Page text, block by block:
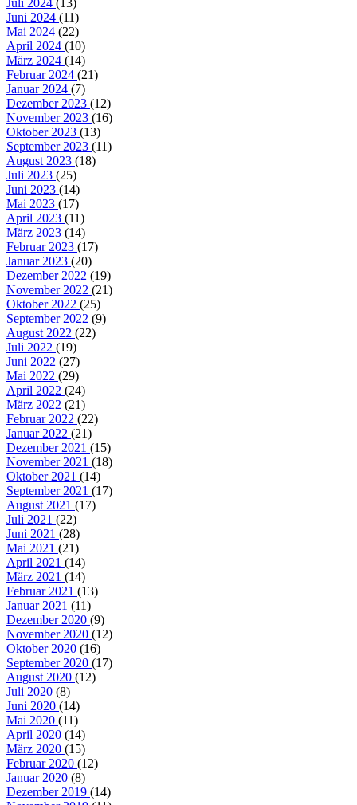
Juni 2024 (11)
Mai 2024 (22)
April 2024 (10)
März 2024 (14)
Februar 2024 (21)
Januar 2024 (7)
Dezember 2023 (12)
November 2023 (16)
Oktober 2023 (13)
September 2023 (11)
August 2023 (18)
Juli 2023 (25)
Juni 2023 (14)
Mai 2023 (17)
April 2023 (11)
März 2023 (14)
Februar 2023 (17)
Januar 2023 (20)
Dezember 2022 (19)
November 2022 (21)
Oktober 2022 (25)
September 2022 (9)
August 2022 (22)
Juli 2022 (19)
Juni 2022 (27)
Mai 2022 (29)
April 2022 (24)
März 2022 (21)
Februar 2022 (22)
Januar 2022 (21)
Dezember 2021 (15)
November 2021 (18)
Oktober 2021 (14)
September 2021 (17)
August 2021 (17)
Juli 2021 (22)
Juni 2021 (28)
Mai 2021 (21)
April 2021 (14)
März 2021 (14)
Februar 2021 (13)
Januar 2021 (11)
Dezember 2020 (9)
November 2020 (12)
Oktober 2020 (16)
September 2020 (17)
August 2020 (12)
Juli 2020 (8)
Juni 2020 (14)
Mai 2020 (11)
April 2020 (14)
März 2020 (15)
Februar 2020 (12)
Januar 2020 (8)
Dezember 2019 (14)